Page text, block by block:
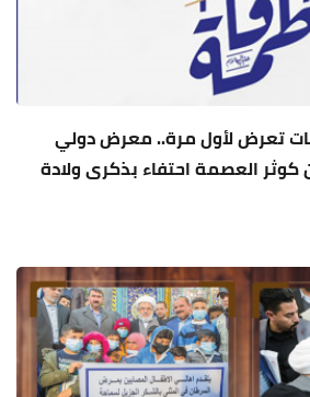
تعرض لأول مرة.. معرض دولي
العصمة احتفاء بذكرى ولادة